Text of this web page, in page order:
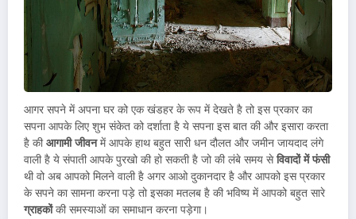
आगर सपने में अपना घर को एक खंडहर के रूप में देखते है तो इस प्रकार का
सपना आपके लिए शुभ संकेत को दर्शाता है ये सपना इस बात की और इसारा करता
है कीआगामी जीवनमें आपके हाथ बहुत सारी धन दौलत और जमीन जायदाद लंगे
वाली है ये संपाती आपके पुरखो की हो सकती है जो की लंबे समय सेविवादों में फंसी
थी वो अब आपको मिलने वाली है अगर आओ दुकानदार है और आपको इस प्रकार
के सपने का सामना करना पड़े तो इसका मतलब है की भविष्य में आपको बहुत सारे
ग्राहकोंकी समस्याओं का समाधान करना पड़ेगा।